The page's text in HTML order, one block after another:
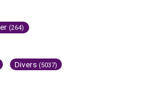
(264)
Divers (5037)